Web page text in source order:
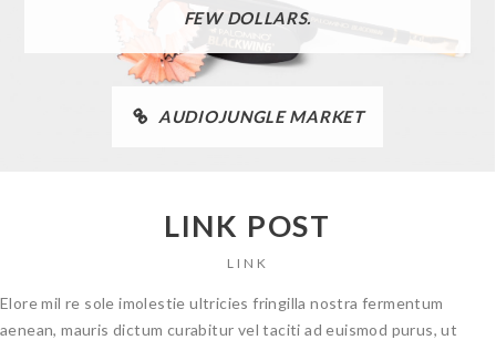
FEW DOLLARS.
AUDIOJUNGLE MARKET
LINK POST
LINK
Elore mil re sole imolestie ultricies fringilla nostra fermentum
aenean, mauris dictum curabitur vel taciti ad euismod purus, ut